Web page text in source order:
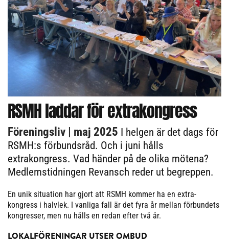
RSMH laddar för extrakongress
Föreningsliv | maj 2025 I helgen är det dags för
RSMH:s förbundsråd. Och i juni hålls
extrakongress. Vad händer på de olika mötena?
Medlemstidningen Revansch reder ut begreppen.
En unik situation har gjort att RSMH kommer ha en extra-
kongress i halvlek. I vanliga fall är det fyra år mellan förbundets
kongresser, men nu hålls en redan efter två år.
LOKALFÖRENINGAR UTSER OMBUD